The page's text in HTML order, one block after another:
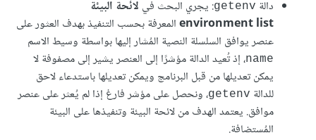
دالة getenv: يجري البحث في لائحة البيئة
environment listالمعرفة بحسب التنفيذ بهدف العثور على
عنصر يوافق السلسلة النصية المُشار إليها بواسطة وسيط الاسم
name، إذ تُعيد الدالة مؤشرًا إلى العنصر يشير إلى مصفوفة لا
يمكن تعديلها من قبل البرنامج ويمكن تعديلها باستدعاء لاحق
للدالة getenv، ونحصل على مؤشر فارغ إذا لم يُعثر على عنصر
موافق. يعتمد الهدف من لائحة البيئة وتنفيذها على البيئة
المُستضافة.